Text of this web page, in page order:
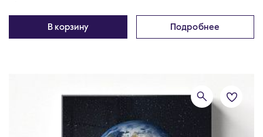
В корзину Подробнее